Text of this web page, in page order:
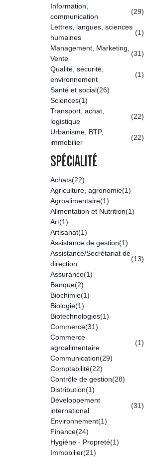
Information,
communication
(29)
Lettres, langues, sciences
humaines
(1)
Management, Marketing,
Vente
(31)
Qualité, sécurité,
environnement
(1)
Santé et social(26)
Sciences(1)
Transport, achat,
logistique
(22)
Urbanisme, BTP,
immobilier
(22)
SPÉCIALITÉ
Achats(22)
Agriculture, agronomie(1)
Agroalimentaire(1)
Alimentation et Nutrition(1)
Art(1)
Artisanat(1)
Assistance de gestion(1)
Assistance/Secrétariat de
direction
(13)
Assurance(1)
Banque(2)
Biochimie(1)
Biologie(1)
Biotechnologies(1)
Commerce(31)
Commerce
agroalimentaire
(1)
Communication(29)
Comptabilité(22)
Contrôle de gestion(28)
Distribution(1)
Développement
international
(31)
Environnement(1)
Finance(24)
Hygiène - Propreté(1)
Immobilier(21)